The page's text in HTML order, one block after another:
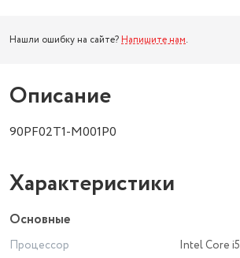
Нашли ошибку на сайте? Напишите нам.
Описание
90PF02T1-M001P0
Характеристики
Основные
Процессор
Intel Core i5